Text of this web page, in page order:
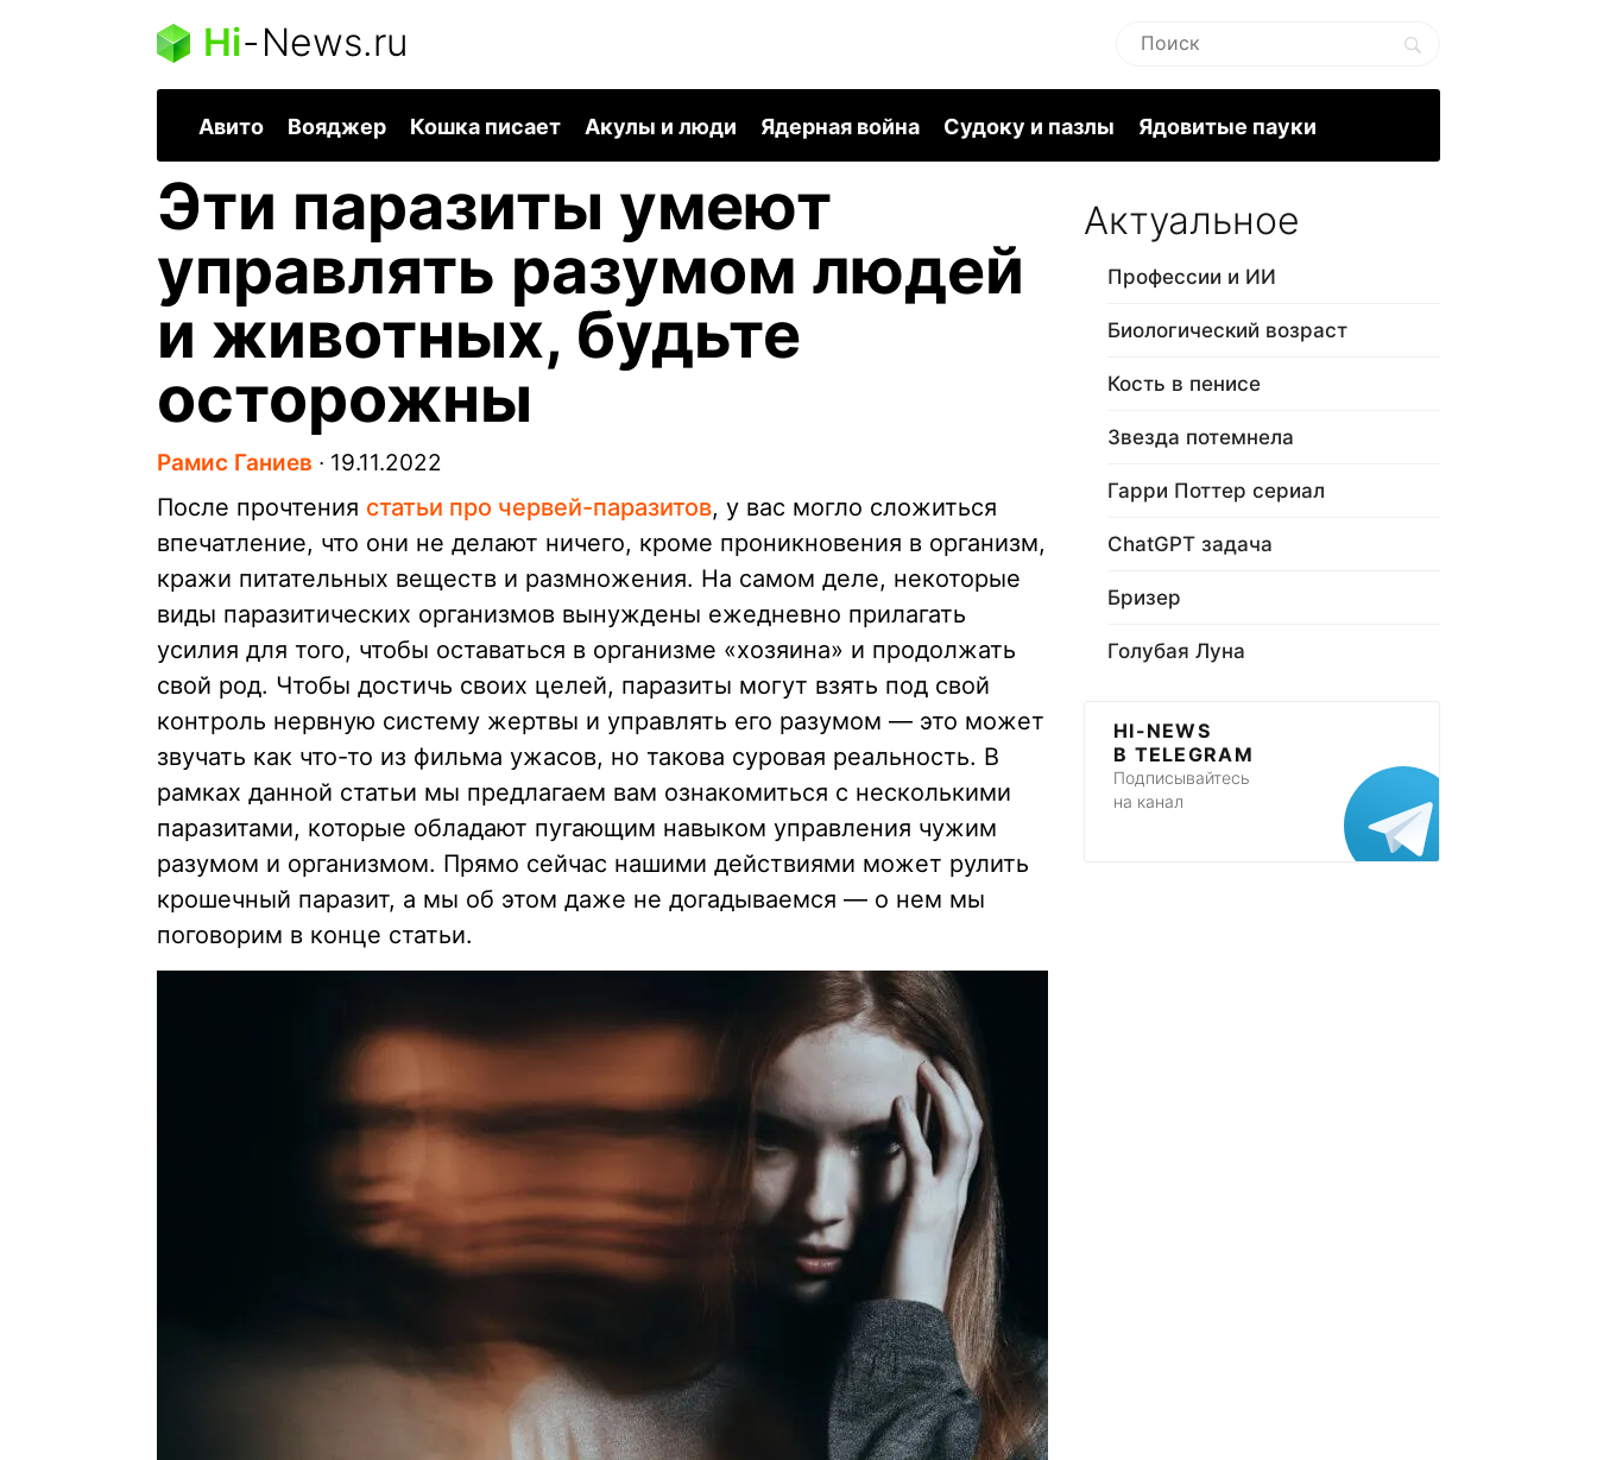
Hi-News.ru
Авито Вояджер Кошка писает Акулы и люди Ядерная война Судоку и пазлы Ядовитые пауки
Эти паразиты умеют
управлять разумом людей
и животных, будьте
осторожны
Рамис Ганиев ∙ 19.11.2022
После прочтения статьи про червей-паразитов, у вас могло сложиться
впечатление, что они не делают ничего, кроме проникновения в организм,
кражи питательных веществ и размножения. На самом деле, некоторые
виды паразитических организмов вынуждены ежедневно прилагать
усилия для того, чтобы оставаться в организме «хозяина» и продолжать
свой род. Чтобы достичь своих целей, паразиты могут взять под свой
контроль нервную систему жертвы и управлять его разумом — это может
звучать как что-то из фильма ужасов, но такова суровая реальность. В
рамках данной статьи мы предлагаем вам ознакомиться с несколькими
паразитами, которые обладают пугающим навыком управления чужим
разумом и организмом. Прямо сейчас нашими действиями может рулить
крошечный паразит, а мы об этом даже не догадываемся — о нем мы
поговорим в конце статьи.
Актуальное
Профессии и ИИ
Биологический возраст
Кость в пенисе
Звезда потемнела
Гарри Поттер сериал
ChatGPT задача
Бризер
Голубая Луна
HI-NEWS
В TELEGRAM
Подписывайтесь
на канал